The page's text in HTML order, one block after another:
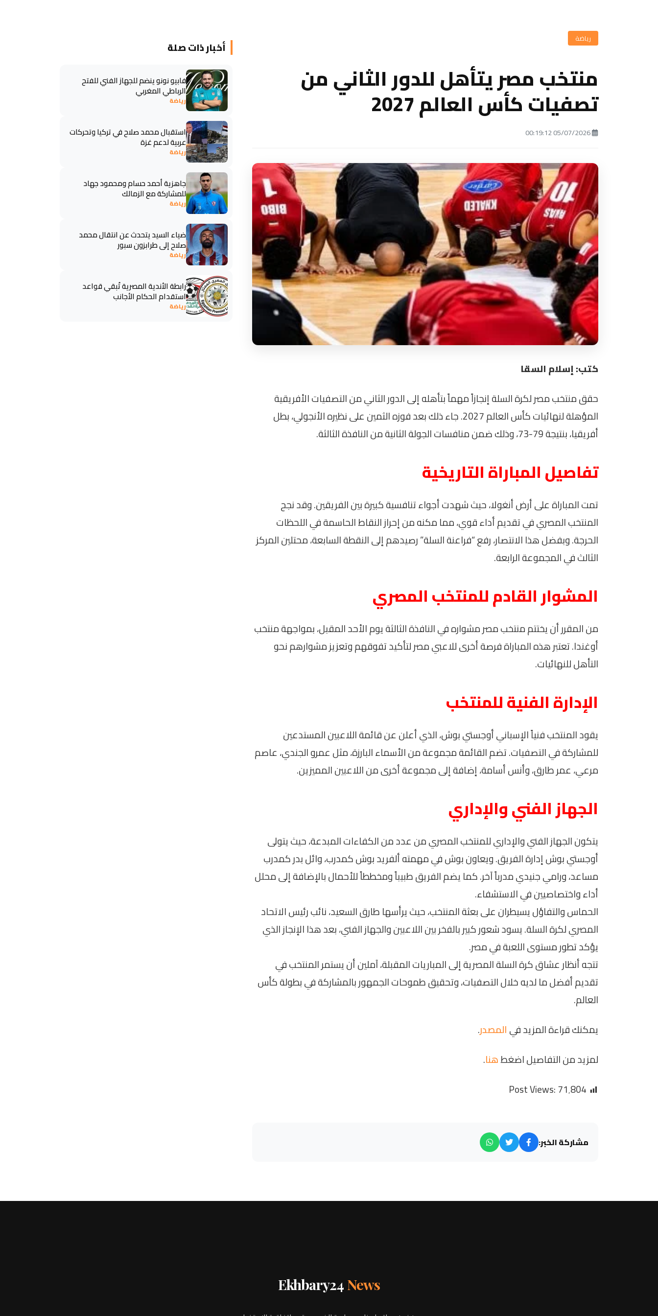
رياضة
منتخب مصر يتأهل للدور الثاني من
تصفيات كأس العالم 2027
كتب: إسلام السقا
حقق منتخب مصر لكرة السلة إنجازاً مهماً بتأهله إلى الدور الثاني من التصفيات الأفريقية
المؤهلة لنهائيات كأس العالم 2027. جاء ذلك بعد فوزه الثمين على نظيره الأنجولي، بطل
أفريقيا، بنتيجة 79-73، وذلك ضمن منافسات الجولة الثانية من النافذة الثالثة.
تفاصيل المباراة التاريخية
تمت المباراة على أرض أنغولا، حيث شهدت أجواء تنافسية كبيرة بين الفريقين. وقد نجح
المنتخب المصري في تقديم أداء قوي، مما مكنه من إحراز النقاط الحاسمة في اللحظات
الحرجة. وبفضل هذا الانتصار، رفع “فراعنة السلة” رصيدهم إلى النقطة السابعة، محتلين المركز
الثالث في المجموعة الرابعة.
المشوار القادم للمنتخب المصري
من المقرر أن يختتم منتخب مصر مشواره في النافذة الثالثة يوم الأحد المقبل، بمواجهة منتخب
أوغندا. تعتبر هذه المباراة فرصة أخرى للاعبي مصر لتأكيد تفوقهم وتعزيز مشوارهم نحو
التأهل للنهائيات.
الإدارة الفنية للمنتخب
يقود المنتخب فنياً الإسباني أوجستي بوش، الذي أعلن عن قائمة اللاعبين المستدعين
للمشاركة في التصفيات. تضم القائمة مجموعة من الأسماء البارزة، مثل عمرو الجندي، عاصم
مرعي، عمر طارق، وأنس أسامة، إضافة إلى مجموعة أخرى من اللاعبين المميزين.
الجهاز الفني والإداري
يتكون الجهاز الفني والإداري للمنتخب المصري من عدد من الكفاءات المبدعة، حيث يتولى
أوجستي بوش إدارة الفريق. ويعاون بوش في مهمته ألفريد بوش كمدرب، وائل بدر كمدرب
مساعد، ورامي جنيدي مدرباً آخر. كما يضم الفريق طبيباً ومخططاً للأحمال بالإضافة إلى محلل
أداء واختصاصيين في الاستشفاء.
الحماس والتفاؤل يسيطران على بعثة المنتخب، حيث يرأسها طارق السعيد، نائب رئيس الاتحاد
المصري لكرة السلة. يسود شعور كبير بالفخر بين اللاعبين والجهاز الفني، بعد هذا الإنجاز الذي
يؤكد تطور مستوى اللعبة في مصر.
تتجه أنظار عشاق كرة السلة المصرية إلى المباريات المقبلة، آملين أن يستمر المنتخب في
تقديم أفضل ما لديه خلال التصفيات، وتحقيق طموحات الجمهور بالمشاركة في بطولة كأس
العالم.
يمكنك قراءة المزيد فيالمصدر.
لمزيد من التفاصيل اضغطهنا.
Post Views:71٬804
مشاركة الخبر:
أخبار ذات صلة
فابيو نونو ينضم للجهاز الفني للفتح
الرباطي المغربي
رياضة
استقبال محمد صلاح في تركيا وتحركات
عربية لدعم غزة
رياضة
جاهزية أحمد حسام ومحمود جهاد
للمشاركة مع الزمالك
رياضة
ضياء السيد يتحدث عن انتقال محمد
صلاح إلى طرابزون سبور
رياضة
رابطة الأندية المصرية تُبقي قواعد
استقدام الحكام الأجانب
رياضة
Ekhbary24 News